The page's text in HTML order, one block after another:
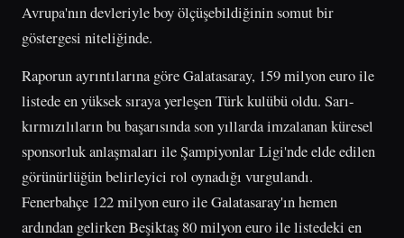
Avrupa'nın devleriyle boy ölçüşebildiğinin somut bir
göstergesi niteliğinde.
Raporun ayrıntılarına göre Galatasaray, 159 milyon euro ile
listede en yüksek sıraya yerleşen Türk kulübü oldu. Sarı-
kırmızılıların bu başarısında son yıllarda imzalanan küresel
sponsorluk anlaşmaları ile Şampiyonlar Ligi'nde elde edilen
görünürlüğün belirleyici rol oynadığı vurgulandı.
Fenerbahçe 122 milyon euro ile Galatasaray'ın hemen
ardından gelirken Beşiktaş 80 milyon euro ile listedeki en